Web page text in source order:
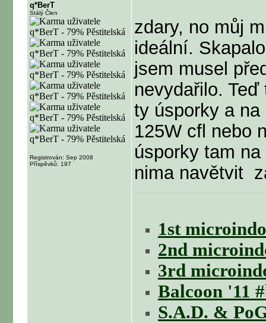
q*BerT
Stálý Člen
Registrován: Sep 2008
Příspěvků: 197
zdary, no můj
ideální.
jsem musel
nevydařilo.
ty úsporky a
125W cfl nebo
úsporky tam
nima navětvit
1st
2nd
3rd
Balcoon '11
S.A.D. &